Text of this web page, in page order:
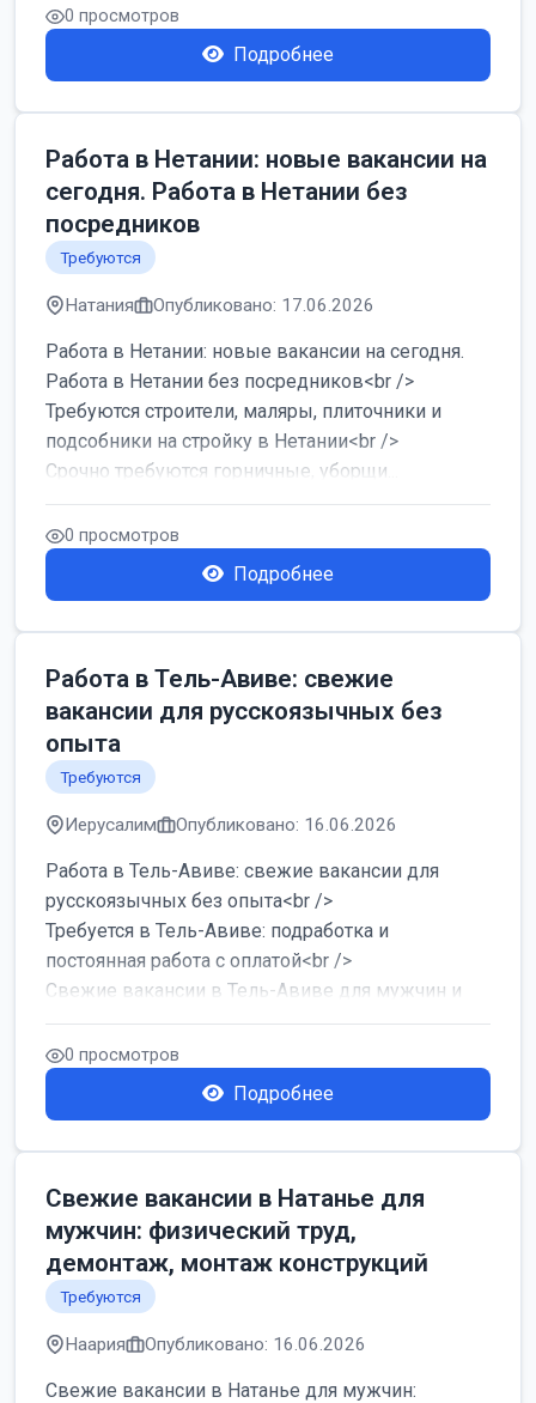
0 просмотров
Подробнее
Работа в Нетании: новые вакансии на
сегодня. Работа в Нетании без
посредников
Требуются
Натания Опубликовано: 17.06.2026
Работа в Нетании: новые вакансии на сегодня.
Работа в Нетании без посредников<br />
Требуются строители, маляры, плиточники и
подсобники на стройку в Нетании<br />
Срочно требуются горничные, уборщи...
0 просмотров
Подробнее
Работа в Тель-Авиве: свежие
вакансии для русскоязычных без
опыта
Требуются
Иерусалим Опубликовано: 16.06.2026
Работа в Тель-Авиве: свежие вакансии для
русскоязычных без опыта<br />
Требуется в Тель-Авиве: подработка и
постоянная работа с оплатой<br />
Свежие вакансии в Тель-Авиве для мужчин и
женщин от хозя...
0 просмотров
Подробнее
Свежие вакансии в Натанье для
мужчин: физический труд,
демонтаж, монтаж конструкций
Требуются
Наария Опубликовано: 16.06.2026
Свежие вакансии в Натанье для мужчин: